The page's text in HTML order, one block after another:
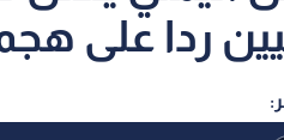
ردا على